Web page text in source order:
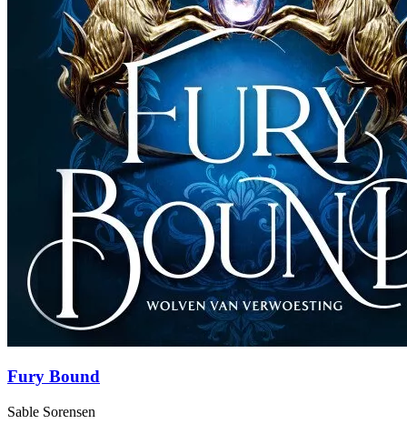
Fury Bound
Sable Sorensen